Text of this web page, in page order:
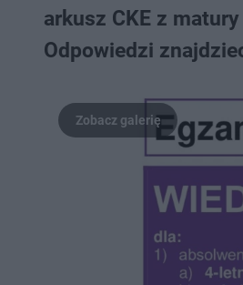
arkusz CKE z
Odpowiedzi